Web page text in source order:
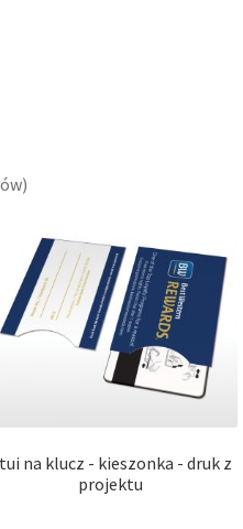
na klucz - kieszonka - druk z
projektu